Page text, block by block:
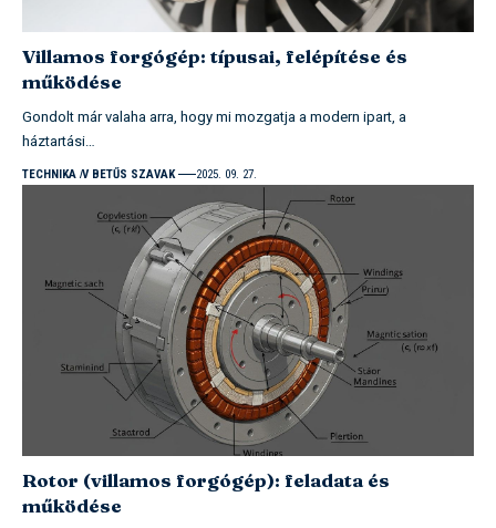
Villamos forgógép: típusai, felépítése és
működése
Gondolt már valaha arra, hogy mi mozgatja a modern ipart, a
háztartási…
TECHNIKA V BETŰS SZAVAK 2025. 09. 27.
Rotor (villamos forgógép): feladata és
működése